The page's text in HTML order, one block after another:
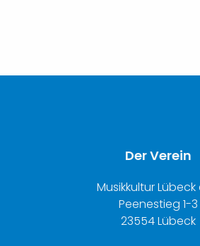
Der Verein
Musikkultur Lübeck
Peenestieg 1-3
23554 Lübeck